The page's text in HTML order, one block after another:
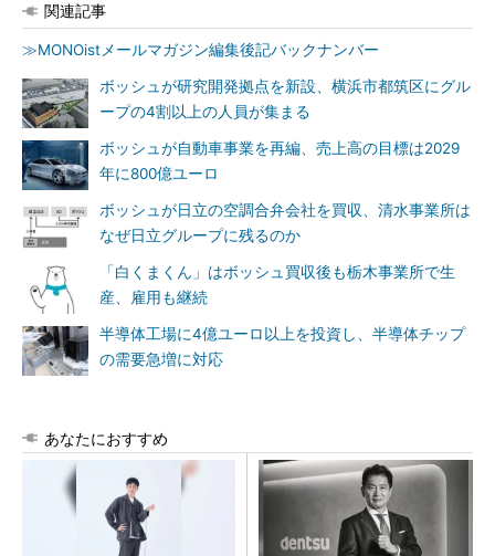
関連記事
≫MONOistメールマガジン編集後記バックナンバー
ボッシュが研究開発拠点を新設、横浜市都筑区にグル
ープの4割以上の人員が集まる
ボッシュが自動車事業を再編、売上高の目標は2029
年に800億ユーロ
ボッシュが日立の空調合弁会社を買収、清水事業所は
なぜ日立グループに残るのか
「白くまくん」はボッシュ買収後も栃木事業所で生
産、雇用も継続
半導体工場に4億ユーロ以上を投資し、半導体チップ
の需要急増に対応
あなたにおすすめ